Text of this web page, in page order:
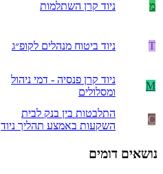
מ ניוד קרן השתלמות
T ניוד ביטוח מנהלים לקופ״ג
M
ניוד קרן פנסיה - דמי ניהול
ומסלולים
C
התלבטות בין בנק לבית
השקעות באמצע תהליך ניוד
נושאים דומים